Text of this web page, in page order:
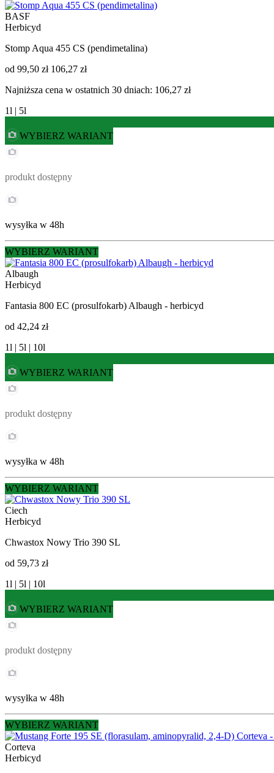
BASF
Herbicyd
Stomp Aqua 455 CS (pendimetalina)
od 99,50 zł 106,27 zł
Najniższa cena w ostatnich 30 dniach: 106,27 zł
1l | 5l
WYBIERZ WARIANT
produkt dostępny
wysyłka w 48h
WYBIERZ WARIANT
Albaugh
Herbicyd
Fantasia 800 EC (prosulfokarb) Albaugh - herbicyd
od 42,24 zł
1l | 5l | 10l
WYBIERZ WARIANT
produkt dostępny
wysyłka w 48h
WYBIERZ WARIANT
Ciech
Herbicyd
Chwastox Nowy Trio 390 SL
od 59,73 zł
1l | 5l | 10l
WYBIERZ WARIANT
produkt dostępny
wysyłka w 48h
WYBIERZ WARIANT
Corteva
Herbicyd